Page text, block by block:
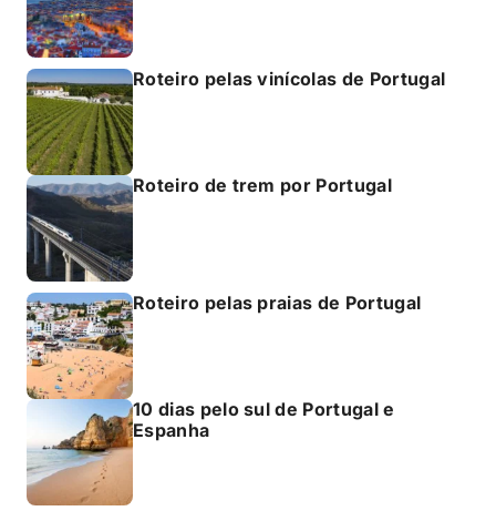
Roteiro pelas vinícolas de Portugal
Roteiro de trem por Portugal
Roteiro pelas praias de Portugal
10 dias pelo sul de Portugal e
Espanha